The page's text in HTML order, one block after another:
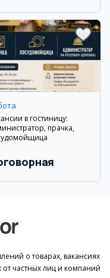
в гостиницу:
прачка,
о товарах, вакансиях
от частных лиц и компаний